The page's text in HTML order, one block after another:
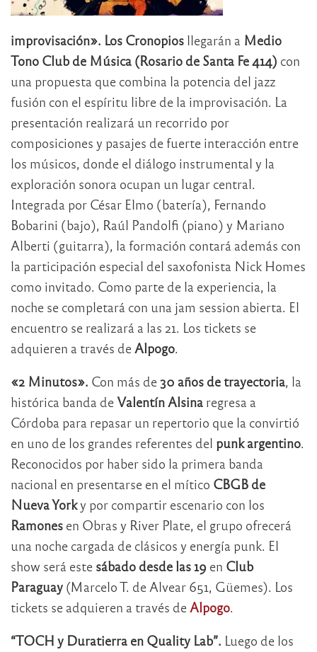
improvisación». Los Cronopios llegarán a Medio
Tono Club de Música (Rosario de Santa Fe 414) con
una propuesta que combina la potencia del jazz
fusión con el espíritu libre de la improvisación. La
presentación realizará un recorrido por
composiciones y pasajes de fuerte interacción entre
los músicos, donde el diálogo instrumental y la
exploración sonora ocupan un lugar central.
Integrada por César Elmo (batería), Fernando
Bobarini (bajo), Raúl Pandolfi (piano) y Mariano
Alberti (guitarra), la formación contará además con
la participación especial del saxofonista Nick Homes
como invitado. Como parte de la experiencia, la
noche se completará con una jam session abierta. El
encuentro se realizará a las 21. Los tickets se
adquieren a través de Alpogo.
«2 Minutos». Con más de 30 años de trayectoria, la
histórica banda deValentín Alsina regresa a
Córdoba para repasar un repertorio que la convirtió
en uno de los grandes referentes del punk argentino.
Reconocidos por haber sido la primera banda
nacional en presentarse en el mítico CBGB de
Nueva Yorky por compartir escenario con los
Ramones en Obras y River Plate, el grupo ofrecerá
una noche cargada de clásicos y energía punk. El
show será este sábado desde las 19 en Club
Paraguay (Marcelo T. de Alvear 651, Güemes). Los
tickets se adquieren a través de Alpogo.
“TOCH y Duratierra en Quality Lab”. Luego de los